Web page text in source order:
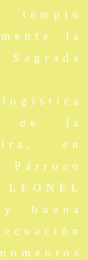
la
de la
en
buena